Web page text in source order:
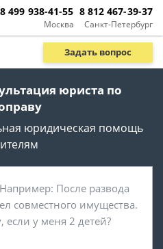
Москва
8 499 938-41-55
Санкт-Петербург
8 812 467-39-37
Задать вопрос
юриста по
юридическая помощь